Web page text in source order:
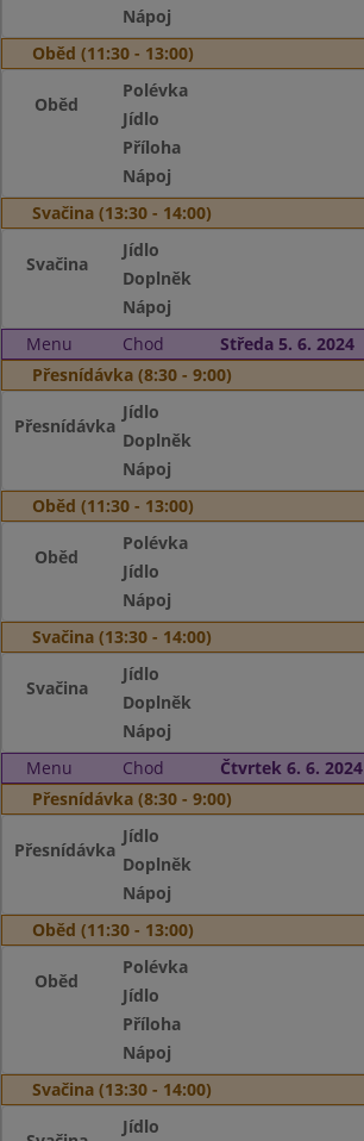
Nápoj
Oběd (11:30 - 13:00)
Oběd
Polévka
Jídlo
Příloha
Nápoj
Svačina (13:30 - 14:00)
Svačina
Jídlo
Doplněk
Nápoj
Menu
Chod
Středa 5. 6. 2024
Přesnídávka (8:30 - 9:00)
Přesnídávka
Jídlo
Doplněk
Nápoj
Oběd (11:30 - 13:00)
Oběd
Polévka
Jídlo
Nápoj
Svačina (13:30 - 14:00)
Svačina
Jídlo
Doplněk
Nápoj
Menu
Chod
Čtvrtek 6. 6. 2024
Přesnídávka (8:30 - 9:00)
Přesnídávka
Jídlo
Doplněk
Nápoj
Oběd (11:30 - 13:00)
Oběd
Polévka
Jídlo
Příloha
Nápoj
Svačina (13:30 - 14:00)
Jídlo